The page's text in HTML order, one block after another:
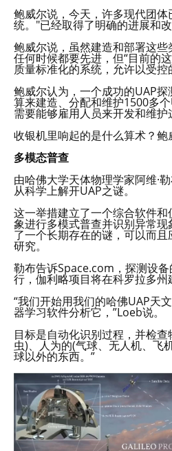
鲍威尔说，今天，许多现代团
统。"已经取得了明确的进展和
鲍威尔说，虽然建造和部署这
任何时候都要先进，但“目前的
质量标准化的系统，允许以受控
鲍威尔认为，一个成功的UAP
算来建造、分配和维护1500多
需要能够雇用人员来开发和维护
收银机里响起的是什么算术？鲍
多模态普查
由哈佛大学天体物理学家阿维·
从科学上解开UAP之谜。
这一举措建立了一个综合软件
象进行多模式普查并识别异常
了一个长期存在的谜，可以而
研究。
勒布告诉Space.com，探测设
行，伽利略项目将在科罗拉多
“我们开始用我们的哈佛UAP天
器学习软件分析它，”Loeb说。
目标是自动化识别过程，并检
虫)、人为的(气球、无人机、飞
球以外的东西。”